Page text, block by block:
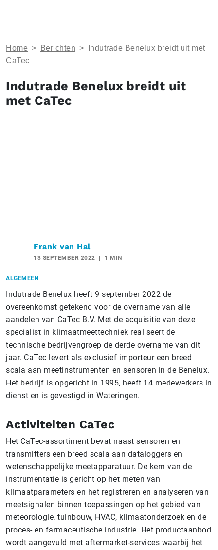
Home > Berichten >
Indutrade Benelux breidt uit met
CaTec
Indutrade Benelux breidt uit
met CaTec
Frank van Hal
13 SEPTEMBER 2022 1 MIN
ALGEMEEN
Indutrade Benelux heeft 9 september 2022 de
overeenkomst getekend voor de overname van alle
aandelen van CaTec B.V. Met de acquisitie van deze
specialist in klimaatmeettechniek realiseert de
technische bedrijvengroep de derde overname van dit
jaar. CaTec levert als exclusief importeur een breed
scala aan meetinstrumenten en sensoren in de Benelux.
Het bedrijf is opgericht in 1995, heeft 14 medewerkers in
dienst en is gevestigd in Wateringen.
Activiteiten CaTec
Het CaTec-assortiment bevat naast sensoren en
transmitters een breed scala aan dataloggers en
wetenschappelijke meetapparatuur. De kern van de
instrumentatie is gericht op het meten van
klimaatparameters en het registreren en analyseren van
meetsignalen binnen toepassingen op het gebied van
meteorologie, tuinbouw, HVAC, klimaatonderzoek en de
proces- en farmaceutische industrie. Het productaanbod
wordt aangevuld met aftermarket-services waarbij het